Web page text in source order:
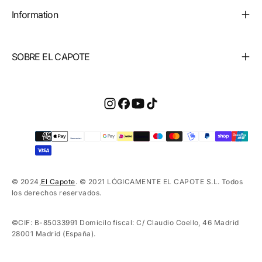
Information
SOBRE EL CAPOTE
Payment
methods
© 2024,El Capote. © 2021 LÓGICAMENTE EL CAPOTE S.L. Todos
los derechos reservados.
©CIF: B-85033991 Domicilo fiscal: C/ Claudio Coello, 46 Madrid
28001 Madrid (España).